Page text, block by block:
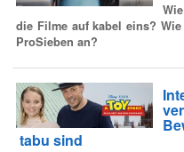
die Filme auf kabel eins?
ProSieben an?
tabu sind